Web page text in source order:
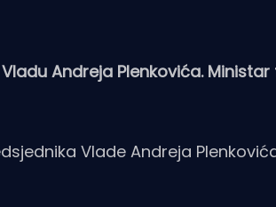
Andreja Plenkovića.
Vlade Andreja